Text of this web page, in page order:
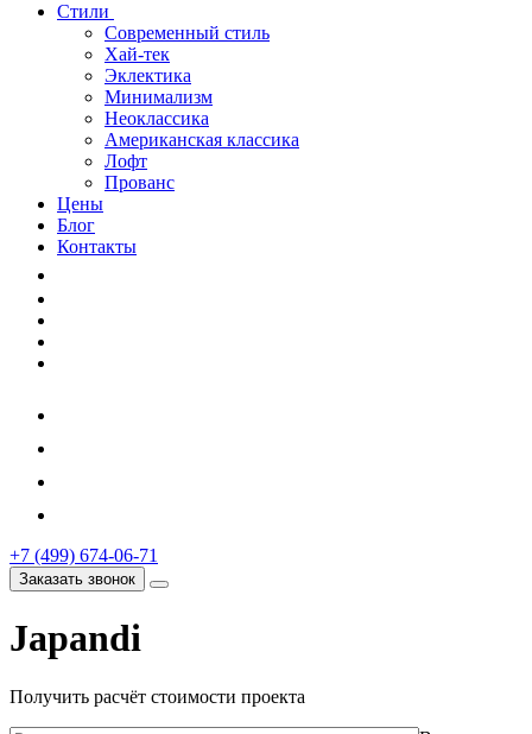
Стили
Современный стиль
Хай-тек
Эклектика
Минимализм
Неоклассика
Американская классика
Лофт
Прованс
Цены
Блог
Контакты
+7 (499) 674-06-71
Заказать звонок
Japandi
Получить расчёт стоимости проекта